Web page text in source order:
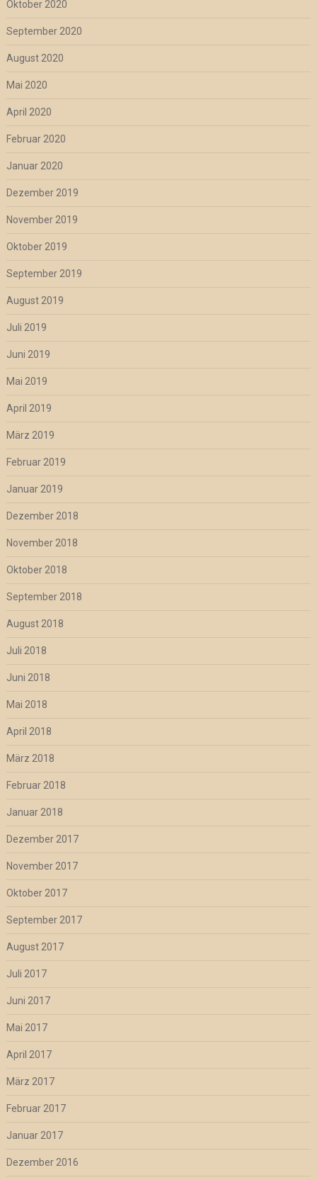
Oktober 2020
September 2020
August 2020
Mai 2020
April 2020
Februar 2020
Januar 2020
Dezember 2019
November 2019
Oktober 2019
September 2019
August 2019
Juli 2019
Juni 2019
Mai 2019
April 2019
März 2019
Februar 2019
Januar 2019
Dezember 2018
November 2018
Oktober 2018
September 2018
August 2018
Juli 2018
Juni 2018
Mai 2018
April 2018
März 2018
Februar 2018
Januar 2018
Dezember 2017
November 2017
Oktober 2017
September 2017
August 2017
Juli 2017
Juni 2017
Mai 2017
April 2017
März 2017
Februar 2017
Januar 2017
Dezember 2016